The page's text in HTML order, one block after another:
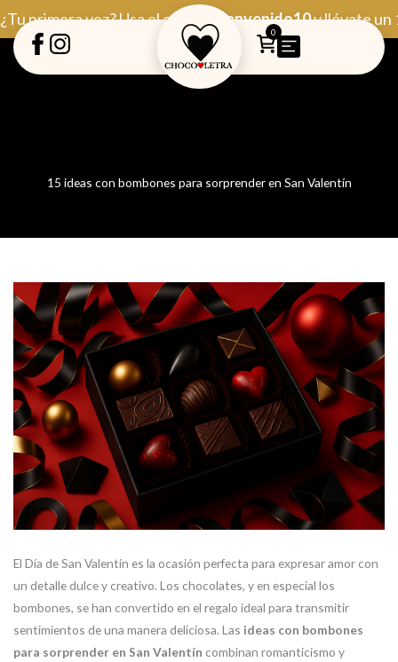
al
contenido
¿Tu primera vez? Usa el código Bienvenido10y llévate un
0
15 ideas con bombones para sorprender en San Valentín
El Día de San Valentín es la ocasión perfecta para expresar amor con
un detalle dulce y creativo. Los chocolates, y en especial los
bombones, se han convertido en el regalo ideal para transmitir
sentimientos de una manera deliciosa. Las ideas con bombones
para sorprender en San Valentín combinan romanticismo y